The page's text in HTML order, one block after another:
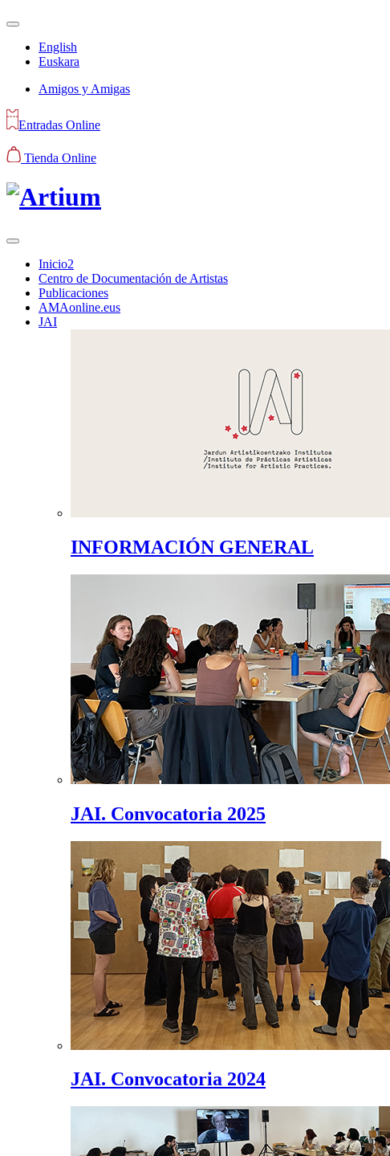
English
Euskara
Amigos y Amigas
Entradas Online
Tienda Online
Inicio2
Centro de Documentación de Artistas
Publicaciones
AMAonline.eus
JAI
INFORMACIÓN GENERAL
JAI. Convocatoria 2025
JAI. Convocatoria 2024